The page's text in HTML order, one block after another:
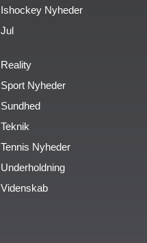
Ishockey Nyheder
Jul
Reality
Sport Nyheder
Sundhed
Teknik
Tennis Nyheder
Underholdning
Videnskab